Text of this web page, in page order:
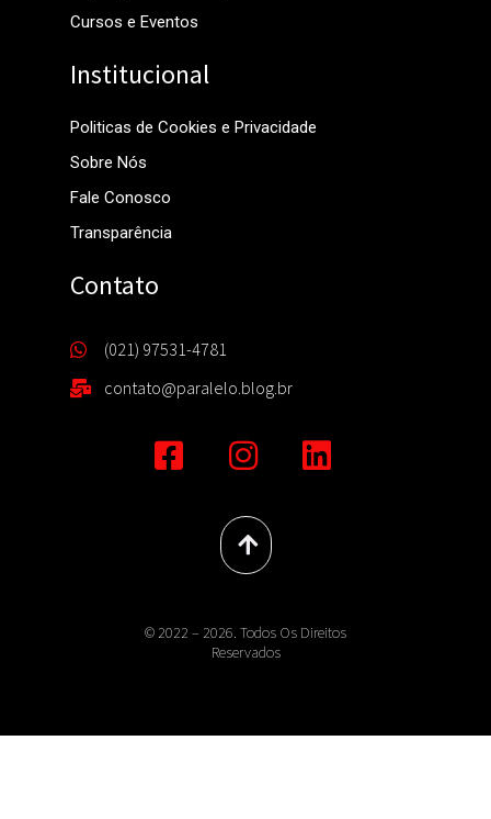
Cursos e Eventos
Institucional
Politicas de Cookies e Privacidade
Sobre Nós
Fale Conosco
Transparência
Contato
(021) 97531-4781
contato@paralelo.blog.br
© 2022 – 2026. Todos Os Direitos
Reservados